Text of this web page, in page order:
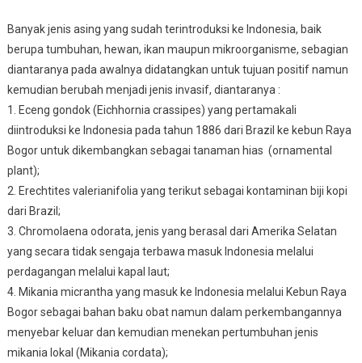
Banyak jenis asing yang sudah terintroduksi ke Indonesia, baik
berupa tumbuhan, hewan, ikan maupun mikroorganisme, sebagian
diantaranya pada awalnya didatangkan untuk tujuan positif namun
kemudian berubah menjadi jenis invasif, diantaranya :
1. Eceng gondok (Eichhornia crassipes) yang pertamakali
diintroduksi ke Indonesia pada tahun 1886 dari Brazil ke kebun Raya
Bogor untuk dikembangkan sebagai tanaman hias (ornamental
plant);
2. Erechtites valerianifolia yang terikut sebagai kontaminan biji kopi
dari Brazil;
3. Chromolaena odorata, jenis yang berasal dari Amerika Selatan
yang secara tidak sengaja terbawa masuk Indonesia melalui
perdagangan melalui kapal laut;
4. Mikania micrantha yang masuk ke Indonesia melalui Kebun Raya
Bogor sebagai bahan baku obat namun dalam perkembangannya
menyebar keluar dan kemudian menekan pertumbuhan jenis
mikania lokal (Mikania cordata);